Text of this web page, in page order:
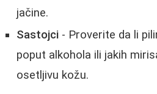
jačine.
Sastojci - Proverite da li
poput alkohola ili jakih
osetljivu kožu.